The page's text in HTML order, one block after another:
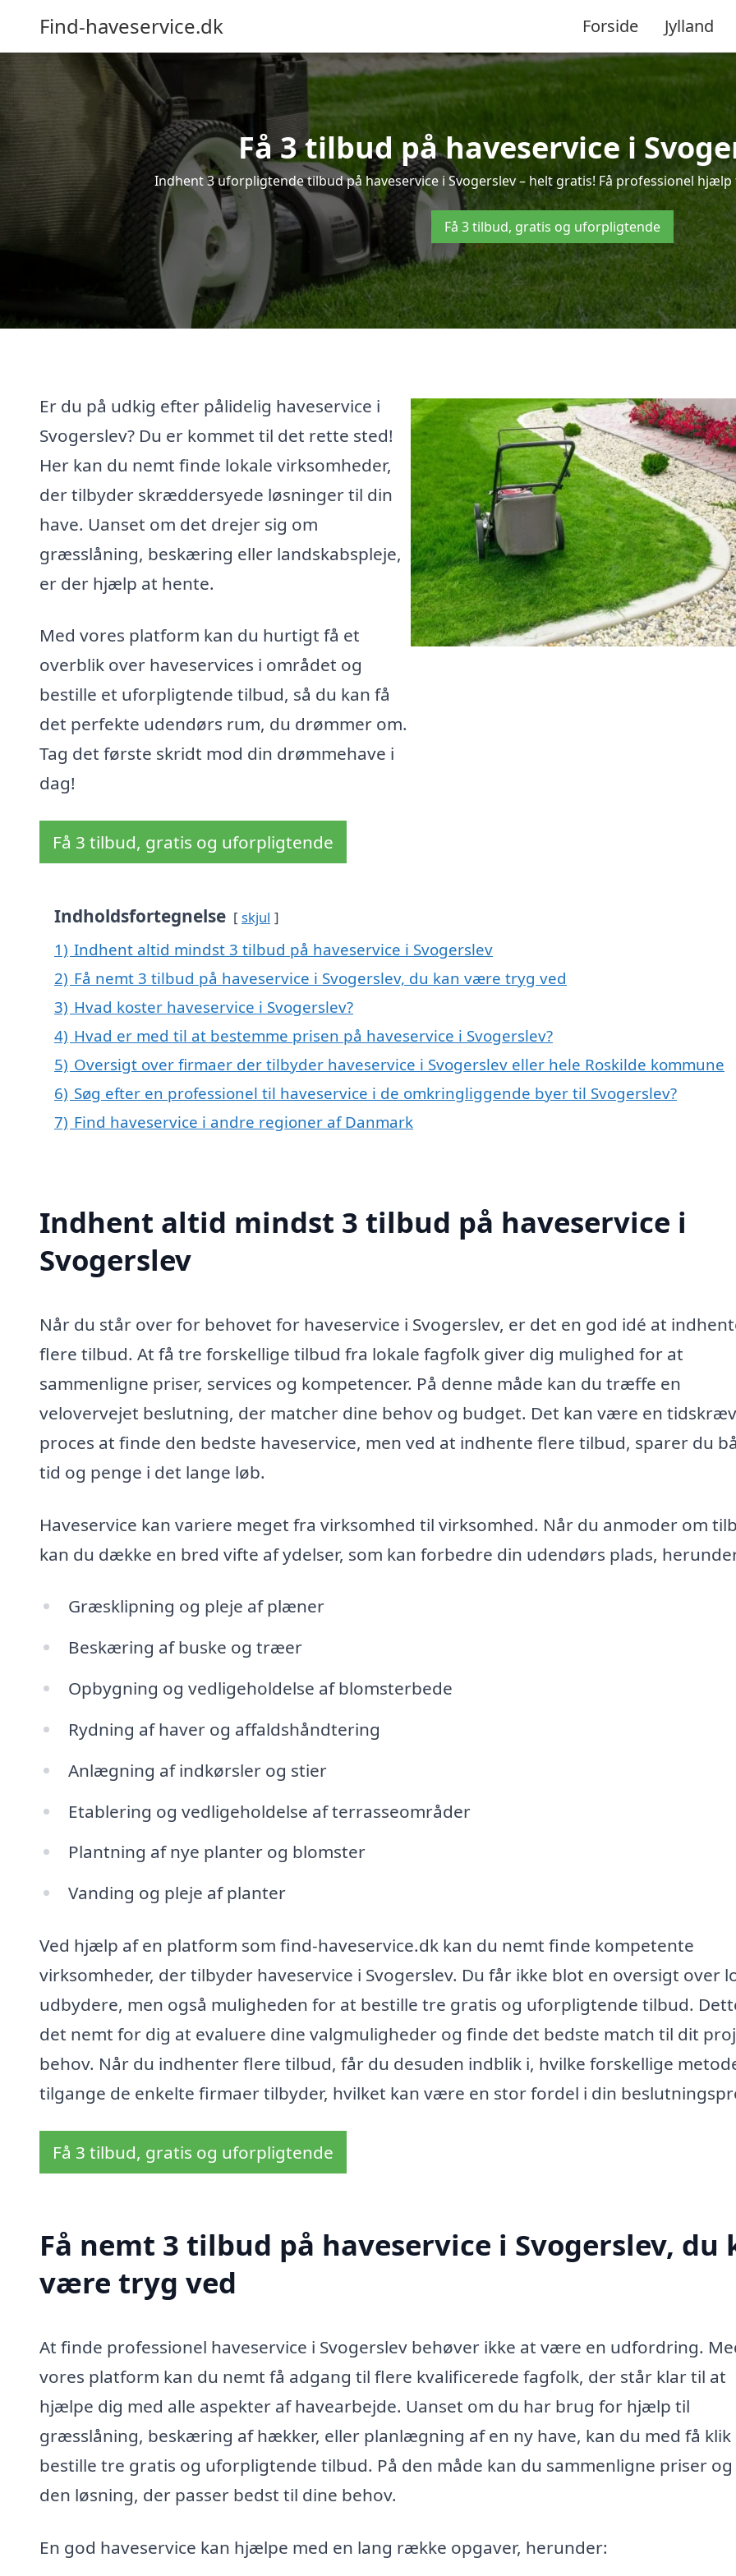
Find-haveservice.dk Forside Jylland
Få 3 tilbud på haveservice i
Indhent 3 uforpligtende tilbud på haveservice i Svogerslev – helt gratis! Få professionel
Få 3 tilbud, gratis og uforpligtende
Er du på udkig efter pålidelig haveservice i
Svogerslev? Du er kommet til det rette sted!
Her kan du nemt finde lokale virksomheder,
der tilbyder skræddersyede løsninger til din
have. Uanset om det drejer sig om
græsslåning, beskæring eller landskabspleje,
er der hjælp at hente.
Med vores platform kan du hurtigt få et
overblik over haveservices i området og
bestille et uforpligtende tilbud, så du kan få
det perfekte udendørs rum, du drømmer om.
Tag det første skridt mod din drømmehave i
dag!
Få 3 tilbud, gratis og uforpligtende
Indholdsfortegnelse skjul
1) Indhent altid mindst 3 tilbud på haveservice i Svogerslev
2) Få nemt 3 tilbud på haveservice i Svogerslev, du kan være tryg ved
3) Hvad koster haveservice i Svogerslev?
4) Hvad er med til at bestemme prisen på haveservice i Svogerslev?
5) Oversigt over firmaer der tilbyder haveservice i Svogerslev eller hele Roskilde kommune
6) Søg efter en professionel til haveservice i de omkringliggende byer til Svogerslev?
7) Find haveservice i andre regioner af Danmark
Indhent altid mindst 3 tilbud på haveservice i
Svogerslev
Når du står over for behovet for haveservice i Svogerslev, er det en god idé at
flere tilbud. At få tre forskellige tilbud fra lokale fagfolk giver dig mulighed for at
sammenligne priser, services og kompetencer. På denne måde kan du træffe en
velovervejet beslutning, der matcher dine behov og budget. Det kan være en
proces at finde den bedste haveservice, men ved at indhente flere tilbud, sparer du
tid og penge i det lange løb.
Haveservice kan variere meget fra virksomhed til virksomhed. Når du anmoder om
kan du dække en bred vifte af ydelser, som kan forbedre din udendørs plads,
Græsklipning og pleje af plæner
Beskæring af buske og træer
Opbygning og vedligeholdelse af blomsterbede
Rydning af haver og affaldshåndtering
Anlægning af indkørsler og stier
Etablering og vedligeholdelse af terrasseområder
Plantning af nye planter og blomster
Vanding og pleje af planter
Ved hjælp af en platform som find-haveservice.dk kan du nemt finde kompetente
virksomheder, der tilbyder haveservice i Svogerslev. Du får ikke blot en oversigt over
udbydere, men også muligheden for at bestille tre gratis og uforpligtende tilbud.
det nemt for dig at evaluere dine valgmuligheder og finde det bedste match til dit
behov. Når du indhenter flere tilbud, får du desuden indblik i, hvilke forskellige
tilgange de enkelte firmaer tilbyder, hvilket kan være en stor fordel i din
Få 3 tilbud, gratis og uforpligtende
Få nemt 3 tilbud på haveservice i Svogerslev, du
være tryg ved
At finde professionel haveservice i Svogerslev behøver ikke at være en udfordring.
vores platform kan du nemt få adgang til flere kvalificerede fagfolk, der står klar til at
hjælpe dig med alle aspekter af havearbejde. Uanset om du har brug for hjælp til
græsslåning, beskæring af hækker, eller planlægning af en ny have, kan du med få klik
bestille tre gratis og uforpligtende tilbud. På den måde kan du sammenligne priser
den løsning, der passer bedst til dine behov.
En god haveservice kan hjælpe med en lang række opgaver, herunder: